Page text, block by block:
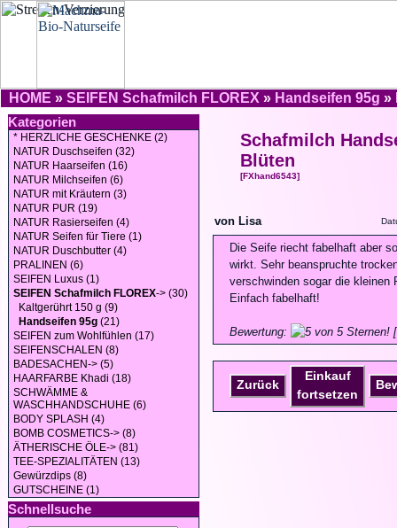
HOME » SEIFEN Schafmilch FLOREX » Handseifen 95g »
Kategorien
* HERZLICHE GESCHENKE (2)
NATUR Duschseifen (32)
NATUR Haarseifen (16)
NATUR Milchseifen (6)
NATUR mit Kräutern (3)
NATUR PUR (19)
NATUR Rasierseifen (4)
NATUR Seifen für Tiere (1)
NATUR Duschbutter (4)
PRALINEN (6)
SEIFEN Luxus (1)
SEIFEN Schafmilch FLOREX-> (30)
Kaltgerührt 150 g (9)
Handseifen 95g (21)
SEIFEN zum Wohlfühlen (17)
SEIFENSCHALEN (8)
BADESACHEN-> (5)
HAARFARBE Khadi (18)
SCHWÄMME &
WASCHHANDSCHUHE (6)
BODY SPLASH (4)
BOMB COSMETICS-> (8)
ÄTHERISCHE ÖLE-> (81)
TEE-SPEZIALITÄTEN (13)
Gewürzdips (8)
GUTSCHEINE (1)
Schnellsuche
Schafmilch
Blüten
[FXhand6543]
von Lisa
Die Seife riecht fabelhaft aber
wirkt. Sehr beanspruchte
verschwinden sogar die kleinen
Einfach fabelhaft!
Bewertung:
Zurück
Einkauf
fortsetzen